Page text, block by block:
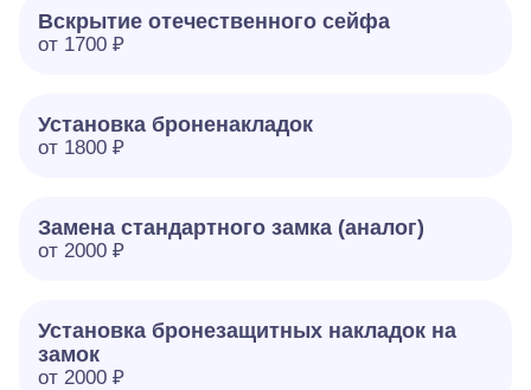
Вскрытие отечественного сейфа
от 1700 ₽
Установка броненакладок
от 1800 ₽
Замена стандартного замка (аналог)
от 2000 ₽
Установка бронезащитных накладок на
замок
от 2000 ₽